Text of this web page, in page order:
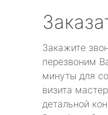
Закажите
перезвоним
минуты для
визита
детальной